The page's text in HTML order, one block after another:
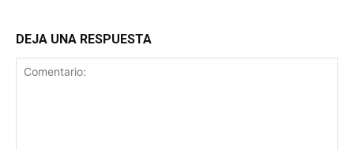
DEJA UNA RESPUESTA